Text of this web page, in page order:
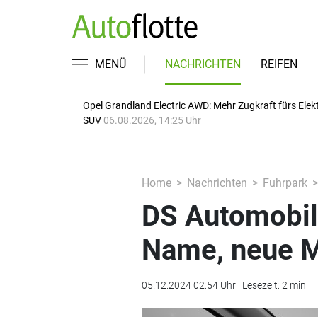
MENÜ NACHRICHTEN REIFEN
Opel Grandland Electric AWD: Mehr Zugkraft fürs
SUV 06.08.2026, 14:25 Uhr
Home Nachrichten Fuhrpark
DS
Name, neue
05.12.2024 02:54 Uhr | Lesezeit: 2 min